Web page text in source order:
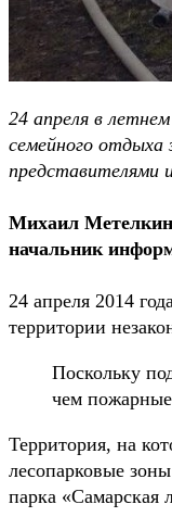
24 апреля в
семейного отдыха
представителями
Михаил
начальник
24 апреля 2014
территории
Поскольку
чем
Территория, на
лесопарковые
парка «Самарская